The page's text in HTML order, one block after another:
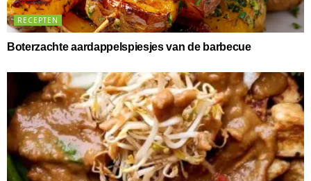
RECEPTEN
Boterzachte aardappelspiesjes van de barbecue